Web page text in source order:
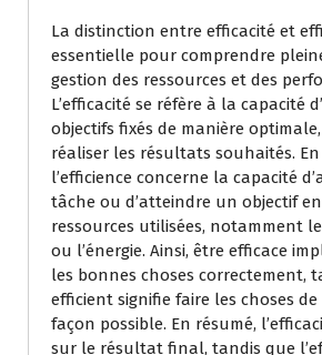
La distinction entre efficacité et
essentielle pour comprendre
gestion des ressources et des
L’efficacité se réfère à la capacité
objectifs fixés de manière optimale,
réaliser les résultats souhaités.
l’efficience concerne la capacité
tâche ou d’atteindre un objectif
ressources utilisées, notamment
ou l’énergie. Ainsi, être efficace
les bonnes choses correctement,
efficient signifie faire les choses
façon possible. En résumé,
sur le résultat final, tandis que